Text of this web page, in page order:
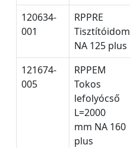
120634-
001
RPPRE
Tisztítóidom
NA 125 plus
121674-
005
RPPEM
Tokos
lefolyócső
L=2000
mm NA 160
plus